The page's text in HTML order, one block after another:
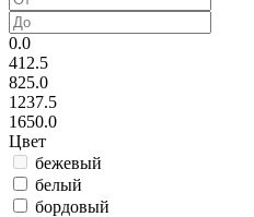
0.0
412.5
825.0
1237.5
1650.0
Цвет
бежевый
белый
бордовый